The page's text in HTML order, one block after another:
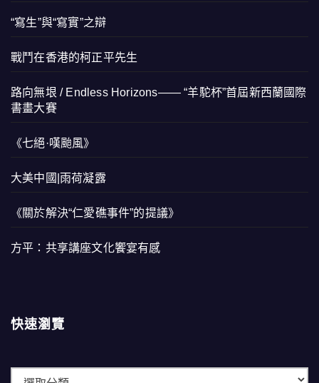
“寫生”與“寫實”之辯
戰鬥在香港的柯正平先生
路向無垠 / Endless Horizons—— “羊駝杯”首屆新西蘭國際
書畫大賽
《七絕·嘆颱風》
大美中國|雨荷凝露
《關於解決“仁愛礁事件”的提議》
方平：共享講座文化饗宴有感
快速瀏覽